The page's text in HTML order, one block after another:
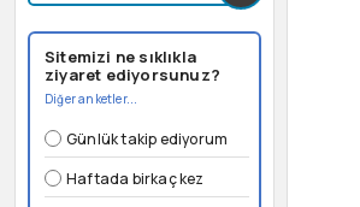
Sitemizi ne sıklıkla
ziyaret ediyorsunuz?
Diğer anketler...
Günlük takip ediyorum
Haftada birkaç kez